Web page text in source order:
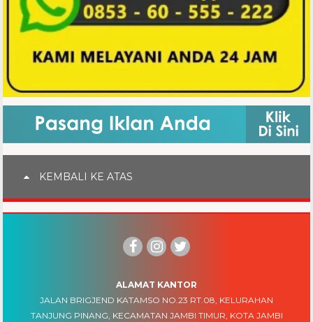
KEMBALI KE ATAS
ALAMAT KANTOR
JALAN BRIGJEND KATAMSO NO.23 RT.08, KELURAHAN
TANJUNG PINANG, KECAMATAN JAMBI TIMUR, KOTA JAMBI